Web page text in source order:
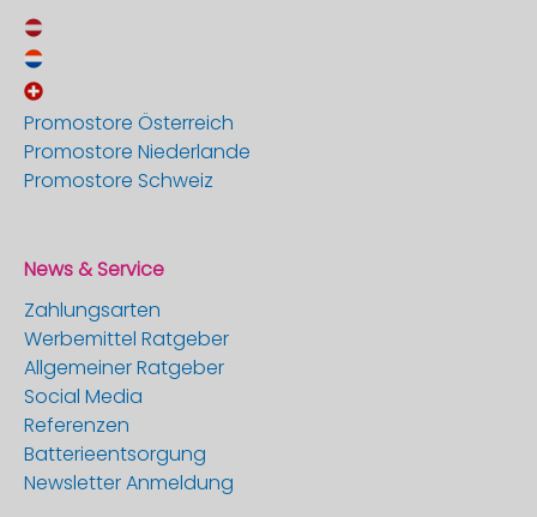
Promostore Österreich
Promostore Niederlande
Promostore Schweiz
News & Service
Zahlungsarten
Werbemittel Ratgeber
Allgemeiner Ratgeber
Social Media
Referenzen
Batterieentsorgung
Newsletter Anmeldung